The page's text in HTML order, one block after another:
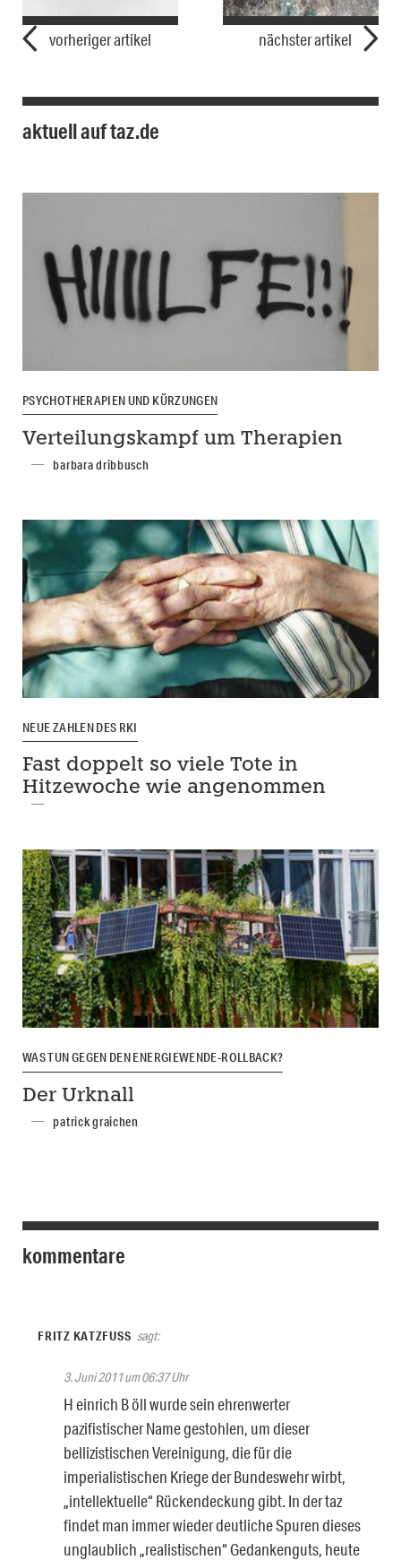
vorheriger artikel nächster artikel
aktuell auf taz.de
PSYCHOTHERAPIEN UND KÜRZUNGEN
Verteilungskampf um Therapien
barbara dribbusch
NEUE ZAHLEN DES RKI
Fast doppelt so viele Tote in
Hitzewoche wie angenommen
WAS TUN GEGEN DEN ENERGIEWENDE-ROLLBACK?
Der Urknall
patrick graichen
kommentare
FRITZ KATZFUSS sagt:
3. Juni 2011 um 06:37 Uhr
H einrich B öll wurde sein ehrenwerter
pazifistischer Name gestohlen, um dieser
bellizistischen Vereinigung, die für die
imperialistischen Kriege der Bundeswehr wirbt,
„intellektuelle“ Rückendeckung gibt. In der taz
findet man immer wieder deutliche Spuren dieses
unglaublich „realistischen“ Gedankenguts, heute